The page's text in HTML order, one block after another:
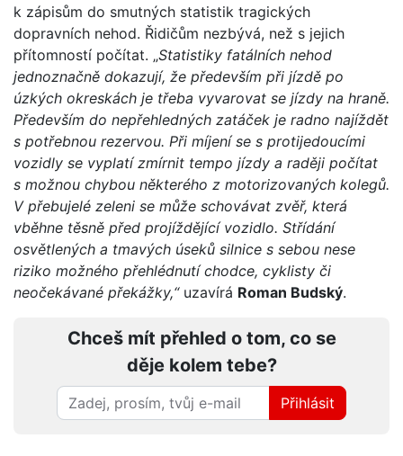
k zápisům do smutných statistik tragických
dopravních nehod. Řidičům nezbývá, než s jejich
přítomností počítat. „Statistiky fatálních nehod
jednoznačně dokazují, že především při jízdě po
úzkých okreskách je třeba vyvarovat se jízdy na hraně.
Především do nepřehledných zatáček je radno najíždět
s potřebnou rezervou. Při míjení se s protijedoucími
vozidly se vyplatí zmírnit tempo jízdy a raději počítat
s možnou chybou některého z motorizovaných kolegů.
V přebujelé zeleni se může schovávat zvěř, která
vběhne těsně před projíždějící vozidlo. Střídání
osvětlených a tmavých úseků silnice s sebou nese
riziko možného přehlédnutí chodce, cyklisty či
neočekávané překážky,“uzavírá Roman Budský.
Chceš mít přehled o tom, co se
děje kolem tebe?
Přihlásit